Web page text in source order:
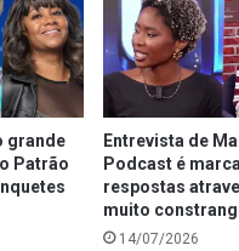
grande
Patrão
Entrevista de
Podcast é
respostas
muito
14/07/2026